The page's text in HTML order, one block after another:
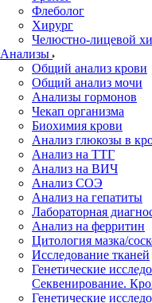
Флеболог
Хирург
Челюстно-лицевой
Анализы
Общий анализ крови
Общий анализ мочи
Анализы гормонов
Чекап организма
Биохимия крови
Анализ глюкозы в
Анализ на ТТГ
Анализ на ВИЧ
Анализ СОЭ
Анализ на гепатиты
Лабораторная
Анализ на ферритин
Цитология мазка/
Исследование тканей
Генетические
Секвенирование.
Генетические